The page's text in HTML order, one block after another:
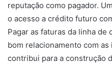
reputação como pagador.
o acesso a crédito futuro
Pagar as faturas da linha de
bom relacionamento com
contribui para a construção